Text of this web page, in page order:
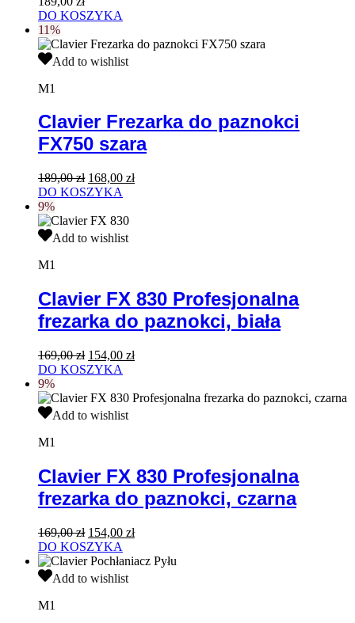
DO KOSZYKA
11%
Clavier
do
FX750
szara
Add to wishlist
M1
Clavier Frezarka do paznokci
FX750 szara
189,00zł Pierwotna
cena
189,00 zł.
168,00 złAktualna
DO KOSZYKA
9%
Clavier
830
frezarka
do
paznokci,
biała
Add to wishlist
M1
Clavier FX 830 Profesjonalna
frezarka do paznokci, biała
169,00zł Pierwotna
cena
169,00 zł.
154,00 złAktualna
154,00 zł.
DO KOSZYKA
9%
Clavier
830
frezarka
do
paznokci,
czarna
Add to wishlist
M1
Clavier FX 830 Profesjonalna
frezarka do paznokci, czarna
169,00zł Pierwotna
cena
wynosiła:
169,00 zł.
154,00 złAktualna
wynosi:
DO KOSZYKA
Clavier
Pyłu
Add to wishlist
M1